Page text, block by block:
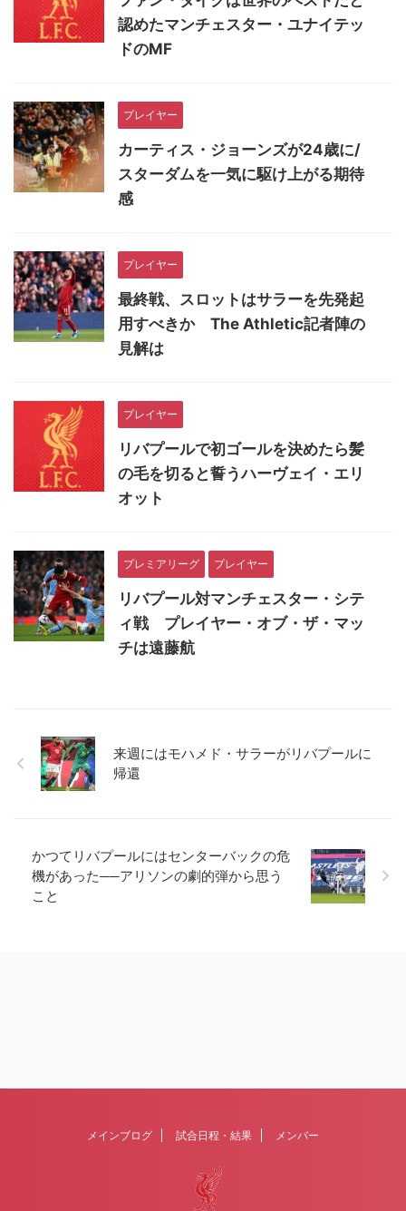
認めたマンチェスター・ユナイテッ
ドのMF
プレイヤー
カーティス・ジョーンズが24歳に/
スターダムを一気に駆け上がる期待
感
プレイヤー
最終戦、スロットはサラーを先発起
用すべきか The Athletic記者陣の
見解は
プレイヤー
リバプールで初ゴールを決めたら髪
の毛を切ると誓うハーヴェイ・エリ
オット
プレミアリーグ プレイヤー
リバプール対マンチェスター・シテ
ィ戦 プレイヤー・オブ・ザ・マッ
チは遠藤航
来週にはモハメド・サラーがリバプールに
帰還
かつてリバプールにはセンターバックの危
機があった──アリソンの劇的弾から思う
こと
メインブログ 試合日程・結果 メンバー